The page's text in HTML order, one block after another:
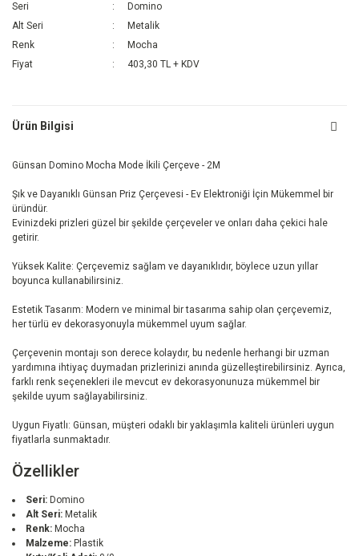
Seri
Domino
Alt Seri
Metalik
Renk
Mocha
Fiyat
403,30 TL + KDV
Ürün Bilgisi
Günsan Domino Mocha Mode İkili Çerçeve - 2M
Şık ve Dayanıklı Günsan Priz Çerçevesi - Ev Elektroniği İçin Mükemmel bir
üründür.
Evinizdeki prizleri güzel bir şekilde çerçeveler ve onları daha çekici hale
getirir.
Yüksek Kalite: Çerçevemiz sağlam ve dayanıklıdır, böylece uzun yıllar
boyunca kullanabilirsiniz.
Estetik Tasarım: Modern ve minimal bir tasarıma sahip olan çerçevemiz,
her türlü ev dekorasyonuyla mükemmel uyum sağlar.
Çerçevenin montajı son derece kolaydır, bu nedenle herhangi bir uzman
yardımına ihtiyaç duymadan prizlerinizi anında güzelleştirebilirsiniz. Ayrıca,
farklı renk seçenekleri ile mevcut ev dekorasyonunuza mükemmel bir
şekilde uyum sağlayabilirsiniz.
Uygun Fiyatlı: Günsan, müşteri odaklı bir yaklaşımla kaliteli ürünleri uygun
fiyatlarla sunmaktadır.
Özellikler
Seri: Domino
Alt Seri: Metalik
Renk: Mocha
Malzeme: Plastik